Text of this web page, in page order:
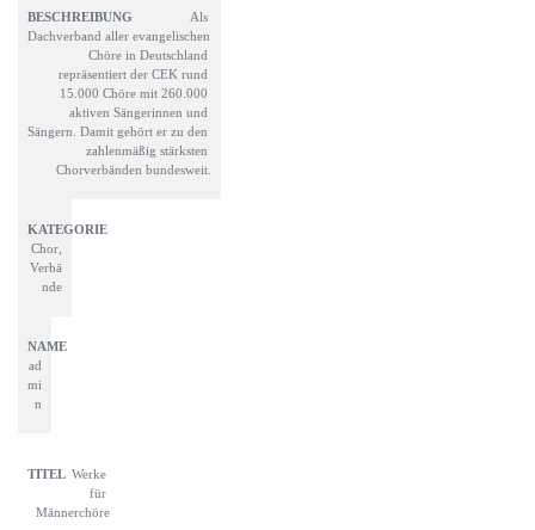
Als
Dachverband aller evangelischen
Chöre in Deutschland
repräsentiert der CEK rund
15.000 Chöre mit 260.000
aktiven Sängerinnen und
Sängern. Damit gehört er zu den
zahlenmäßig stärksten
Chorverbänden bundesweit.
Chor,
Verbä
nde
ad
mi
n
Werke
für
Männerchöre